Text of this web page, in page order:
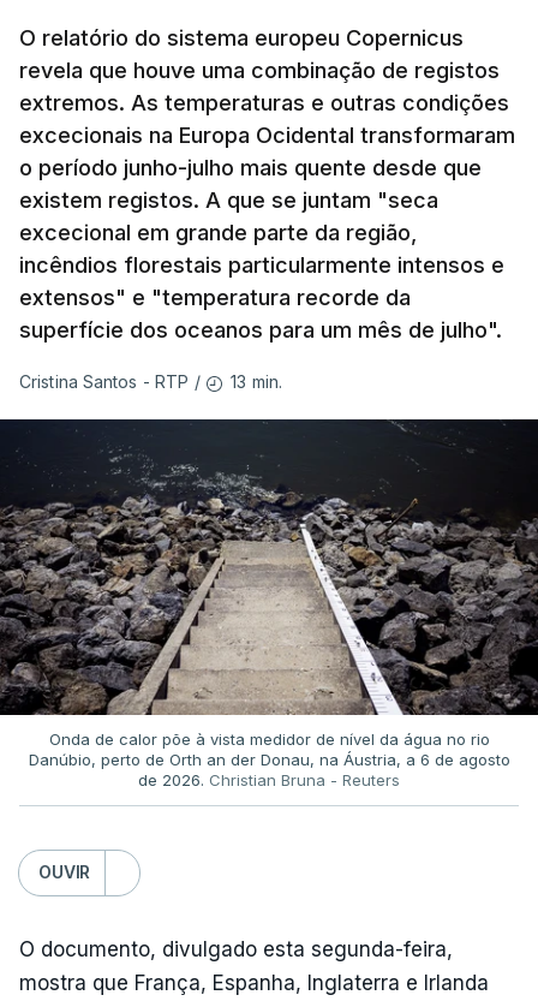
O relatório do sistema europeu Copernicus
revela que houve uma combinação de registos
extremos. As temperaturas e outras condições
excecionais na Europa Ocidental transformaram
o período junho-julho mais quente desde que
existem registos. A que se juntam "seca
excecional em grande parte da região,
incêndios florestais particularmente intensos e
extensos" e "temperatura recorde da
superfície dos oceanos para um mês de julho".
Cristina Santos - RTP / 13 min.
Onda de calor põe à vista medidor de nível da água no rio
Danúbio, perto de Orth an der Donau, na Áustria, a 6 de agosto
de 2026. Christian Bruna - Reuters
OUVIR
O documento, divulgado esta segunda-feira,
mostra que França, Espanha, Inglaterra e Irlanda